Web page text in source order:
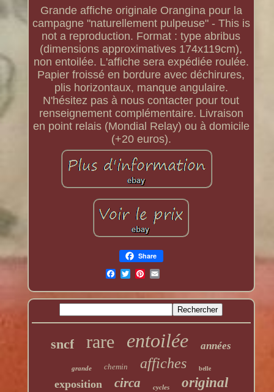
Grande affiche originale Orangina pour la
campagne "naturellement pulpeuse" - This is
not a reproduction. Format : type abribus
(dimensions approximatives 174x119cm),
non entoilée. L'affiche sera expédiée roulée.
Papier froissé en bordure avec déchirures,
plis horizontaux, manque angulaire.
N'hésitez pas à nous contacter pour tout
renseignement complémentaire. Livraison
en point relais (Mondial Relay) ou à domicile
(+20 euros).
Share
sncf rare entoilée années
grande chemin affiches belle
exposition circa cycles original